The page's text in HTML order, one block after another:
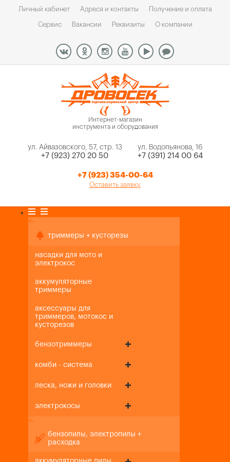
Личный кабинет Адреса и контакты Получение и оплата
Сервис Вакансии Реквизиты О компании
Интернет-магазин
инструмента и оборудования
ул. Айвазовского, 57, стр. 13
+7 (923) 270 20 50
ул. Водопьянова, 16
+7 (391) 214 00 64
+7 (923) 354-00-64
Оставить заявку
+-
триммеры + кусторезы
насадки для мото и
электрокос
аккумуляторные
триммеры
аксессуары для
триммеров, мотокос и
кусторезов
бензотриммеры
комби - система
леска, ножи и головки
электрокосы
+-
бензопилы, электропилы +
расходка